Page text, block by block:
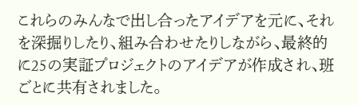
これらのみんなで出し合ったアイデアを元に、それ
を深掘りしたり、組み合わせたりしながら、最終的
に25の実証プロジェクトのアイデアが作成され、班
ごとに共有されました。